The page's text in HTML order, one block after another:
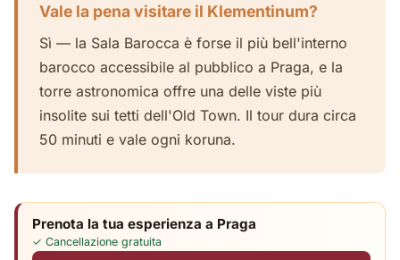
Vale la pena visitare il Klementinum?
Sì — la Sala Barocca è forse il più bell'interno
barocco accessibile al pubblico a Praga, e la
torre astronomica offre una delle viste più
insolite sui tetti dell'Old Town. Il tour dura circa
50 minuti e vale ogni koruna.
Prenota la tua esperienza a Praga
✓ Cancellazione gratuita